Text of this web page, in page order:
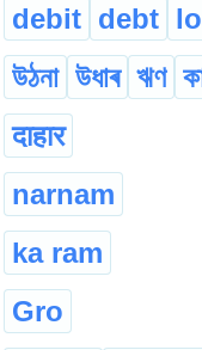
debit debt
উঠনা উধাৰ ঋণ
दाहार
narnam
ka ram
Gro